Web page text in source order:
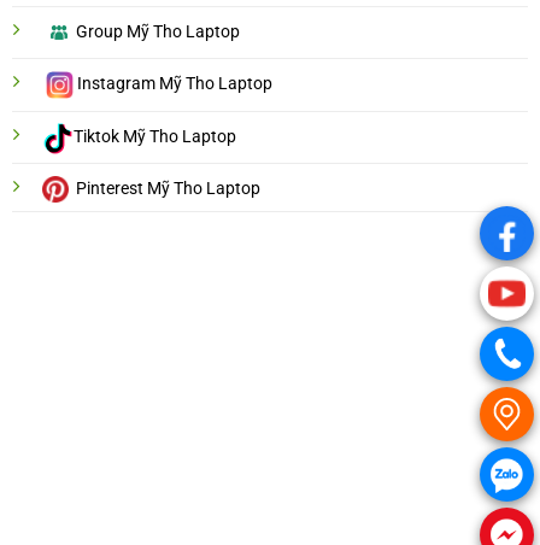
Group Mỹ Tho Laptop
Instagram Mỹ Tho Laptop
Tiktok Mỹ Tho Laptop
Pinterest Mỹ Tho Laptop
.
.
.
.
.
.